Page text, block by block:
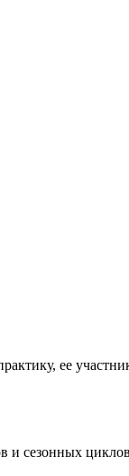
ее
и сезонных